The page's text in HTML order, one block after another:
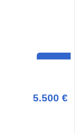
5.500 €